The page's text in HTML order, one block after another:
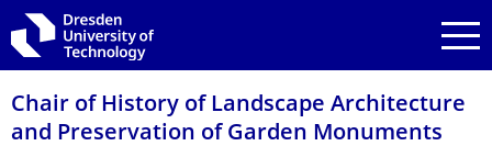
Skip to main navigation
Skip to search
Skip to content
Chair of History of Landscape Architecture
and Preservation of Garden Monuments